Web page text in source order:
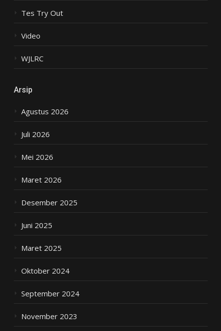
Tes Try Out
Video
WJLRC
Arsip
Agustus 2026
Juli 2026
Mei 2026
Maret 2026
Desember 2025
Juni 2025
Maret 2025
Oktober 2024
September 2024
November 2023